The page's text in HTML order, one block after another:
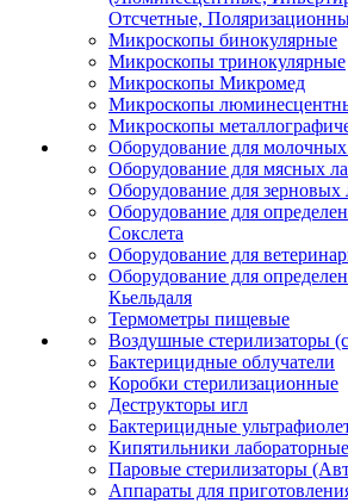
Отсчетные,
Микроскопы бинокулярные
Микроскопы тринокулярные
Микроскопы Микромед
Микроскопы
Микроскопы
Оборудование для молочных
Оборудование для мясных
Оборудование для зерновых
Оборудование для
Сокслета
Оборудование для
Оборудование для
Кьельдаля
Термометры пищевые
Воздушные стерилизаторы
Бактерицидные облучатели
Коробки стерилизационные
Деструкторы игл
Бактерицидные
Кипятильники лабораторные
Паровые стерилизаторы
Аппараты для